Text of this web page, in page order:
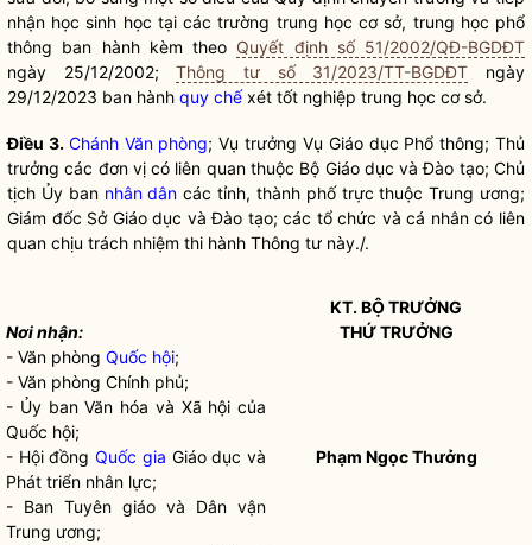
nhận học sinh học tại các trường trung học cơ sở, trung học phổ
thông ban hành kèm theo Quyết định số 51/2002/QĐ-BGDĐT
ngày 25/12/2002;Thông tư số 31/2023/TT-BGDĐT ngày
29/12/2023 ban hành quy chếxét tốt nghiệp trung học cơ sở.
Điều 3. Chánh Văn phòng; Vụ trưởng Vụ Giáo dục Phổ thông; Thủ
trưởng các đơn vị có liên quan thuộc Bộ Giáo dục và Đào tạo; Chủ
tịch Ủy ban nhân dân các tỉnh, thành phố trực thuộc Trung ương;
Giám đốc Sở Giáo dục và Đào tạo; các tổ chức và cá nhân có liên
quan chịu trách nhiệm thi hành Thông tư này./.
Nơi nhận:
- Văn phòng Quốc hội;
- Văn phòng Chính phủ;
- Ủy ban Văn hóa và Xã hội của
Quốc hội;
- Hội đồngQuốc gia Giáo dục và
Phát triển nhân lực;
- Ban Tuyên giáo và Dân vận
Trung ương;
KT. BỘ TRƯỞNG
THỨ TRƯỞNG
Phạm Ngọc Thưởng